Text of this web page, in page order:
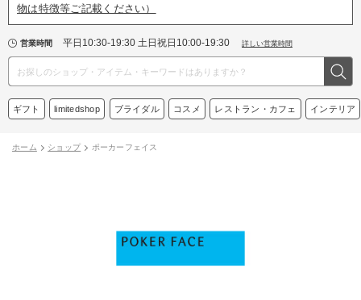
物は特徴等ご記載ください）
営業時間 平日10:30-19:30 土日祝日10:00-19:30 詳しい営業時間
ギフト limitedshop ブライダル コスメ レストラン・カフェ インテリア
ホーム ショップ ポーカーフェイス